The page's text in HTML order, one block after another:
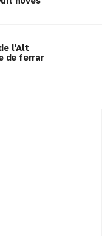
l'Alt
de ferrar